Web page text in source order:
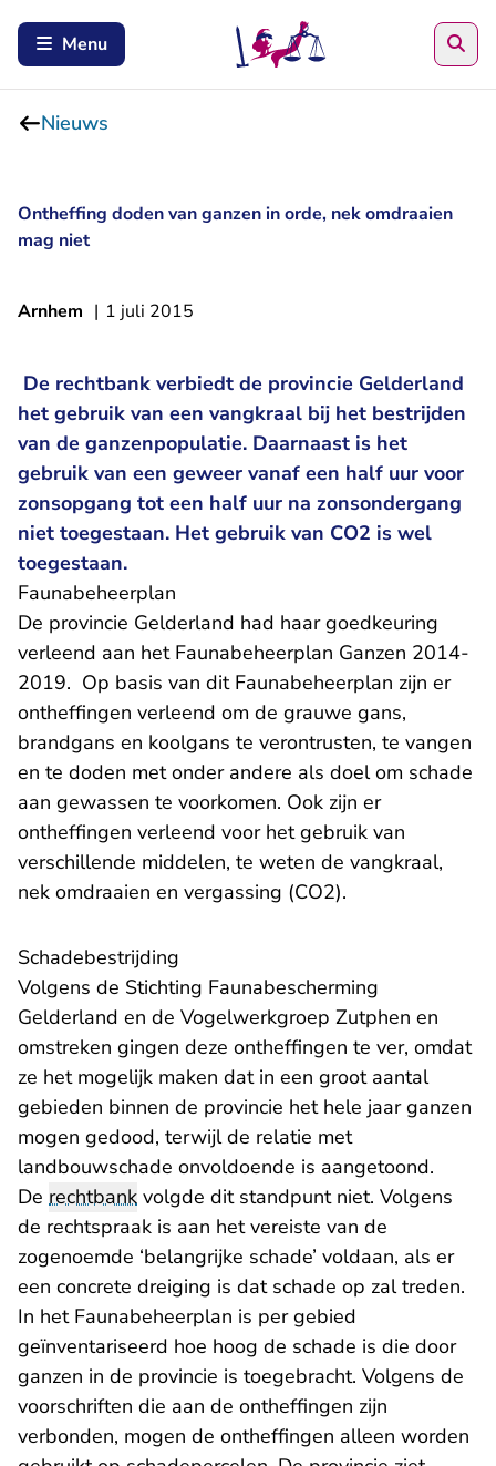
Menu
Nieuws
Ontheffing doden van ganzen in orde, nek omdraaien
mag niet
Arnhem | 1 juli 2015
De rechtbank verbiedt de provincie Gelderland
het gebruik van een vangkraal bij het bestrijden
van de ganzenpopulatie. Daarnaast is het
gebruik van een geweer vanaf een half uur voor
zonsopgang tot een half uur na zonsondergang
niet toegestaan. Het gebruik van CO2 is wel
toegestaan.
Faunabeheerplan
De provincie Gelderland had haar goedkeuring
verleend aan het Faunabeheerplan Ganzen 2014-
2019. Op basis van dit Faunabeheerplan zijn er
ontheffingen verleend om de grauwe gans,
brandgans en koolgans te verontrusten, te vangen
en te doden met onder andere als doel om schade
aan gewassen te voorkomen. Ook zijn er
ontheffingen verleend voor het gebruik van
verschillende middelen, te weten de vangkraal,
nek omdraaien en vergassing (CO2).
Schadebestrijding
Volgens de Stichting Faunabescherming
Gelderland en de Vogelwerkgroep Zutphen en
omstreken gingen deze ontheffingen te ver, omdat
ze het mogelijk maken dat in een groot aantal
gebieden binnen de provincie het hele jaar ganzen
mogen gedood, terwijl de relatie met
landbouwschade onvoldoende is aangetoond.
De rechtbank volgde dit standpunt niet. Volgens
de rechtspraak is aan het vereiste van de
zogenoemde ‘belangrijke schade’ voldaan, als er
een concrete dreiging is dat schade op zal treden.
In het Faunabeheerplan is per gebied
geïnventariseerd hoe hoog de schade is die door
ganzen in de provincie is toegebracht. Volgens de
voorschriften die aan de ontheffingen zijn
verbonden, mogen de ontheffingen alleen worden